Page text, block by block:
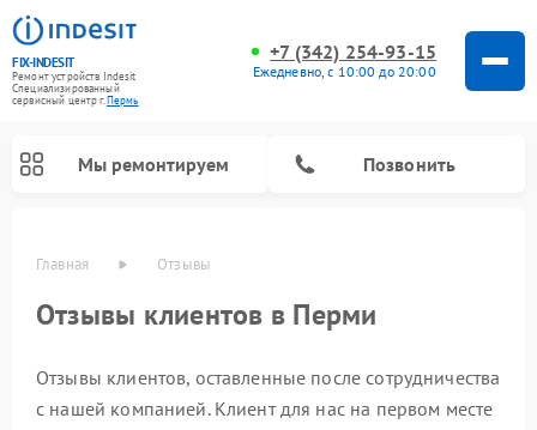
FIX-INDESIT
Ремонт устройств Indesit
Специализированный
cервисный центр г.Пермь
+7 (342) 254-93-15
Ежедневно, с 10:00 до 20:00
Мы ремонтируем Позвонить
Главная Отзывы
Отзывы клиентов в Перми
Отзывы клиентов, оставленные после сотрудничества
с нашей компанией. Клиент для нас на первом месте